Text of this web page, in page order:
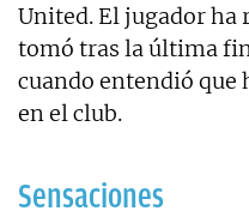
United. El jugador ha
tomó tras la última
cuando entendió que
en el club.
Sensaciones